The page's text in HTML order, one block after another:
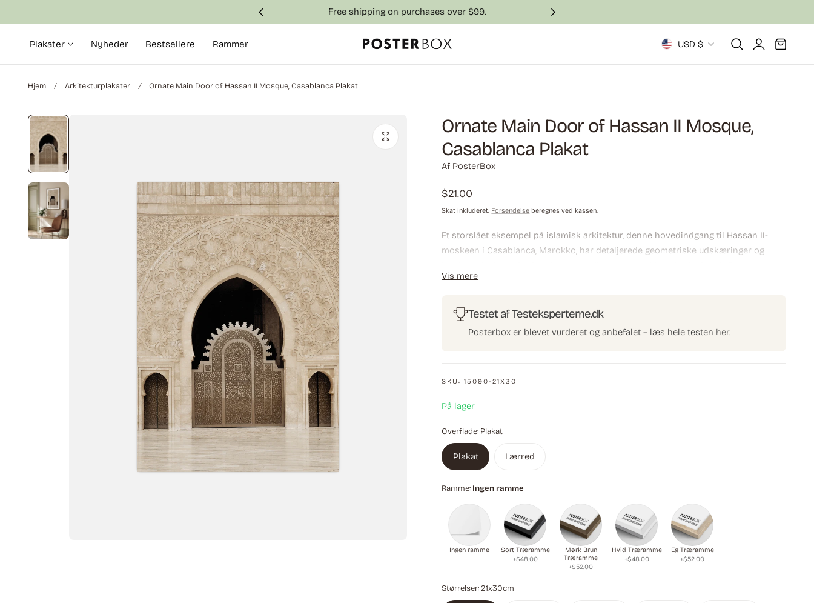
Free shipping on purchases over $99.
Plakater Nyheder Bestsellere Rammer
L
a
d
r
å
USD $
Log
ind
Vogn
Hjem Arkitekturplakater Ornate Main Door of Hassan II Mosque, Casablanca Plakat
Ornate Main Door of Hassan II Mosque,
Casablanca Plakat
Af PosterBox
Almindelig
pris
$21.00
Skat inkluderet. Forsendelse beregnes ved kassen.
Et storslået eksempel på islamisk arkitektur, denne hovedindgang til Hassan II-
moskeen i Casablanca, Marokko, har detaljerede geometriske udskæringer og
imponerende buer og symmetriske mønstre gør denne dør til et mesterværk af
Vis mere
Testet af Testeksperterne.dk
Posterbox er blevet vurderet og anbefalet – læs hele testen her.
SKU:15090-21X30
På lager
Overflade: Plakat
Plakat Lærred
Ramme: Ingen ramme
Ingen ramme
Sort Træramme
+$48.00
Mørk Brun
Træramme
+$52.00
Hvid Træramme
+$48.00
Eg Træramme
+$52.00
Størrelser:21x30cm